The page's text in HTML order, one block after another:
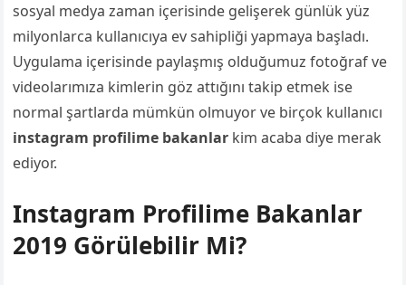
sosyal medya zaman içerisinde gelişerek günlük yüz
milyonlarca kullanıcıya ev sahipliği yapmaya başladı.
Uygulama içerisinde paylaşmış olduğumuz fotoğraf ve
videolarımıza kimlerin göz attığını takip etmek ise
normal şartlarda mümkün olmuyor ve birçok kullanıcı
instagram profilime bakanlar kim acaba diye merak
ediyor.
Instagram Profilime Bakanlar
2019 Görülebilir Mi?